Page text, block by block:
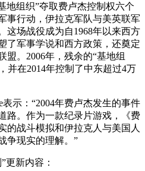
地组织”夺取费卢杰控制权六个
事行动，伊拉克军队与美英联军
这场战役成为自1968年以来西方
了军事学说和西方政策，还奠定
盟。2006年，残余的“基地组
并在2014年控制了中东超过4万
表示：“2004年费卢杰发生的事件
路。作为一款纪录片游戏，《费
的战斗模拟和伊拉克人与美国人
争现实的理解。”
更新内容：